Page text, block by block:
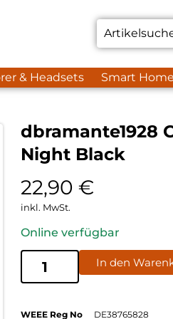
& Headsets Smart
dbramante1928
Night Black
22,90 €
inkl. MwSt.
Online verfügbar
In den
WEEE Reg No DE38765828